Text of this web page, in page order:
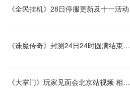
《全民挂机》28日停服更新及十一活动
《诛魔传奇》封测24日24时圆满结束公告
《大掌门》玩家见面会北京站视频 相约下一站